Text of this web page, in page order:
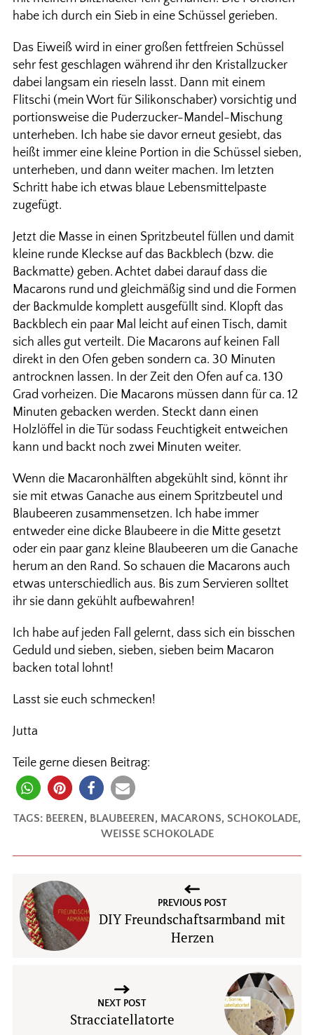
habe ich durch ein Sieb in eine Schüssel gerieben.
Das Eiweiß wird in einer großen fettfreien Schüssel
sehr fest geschlagen während ihr den Kristallzucker
dabei langsam ein rieseln lasst. Dann mit einem
Flitschi (mein Wort für Silikonschaber) vorsichtig und
portionsweise die Puderzucker-Mandel-Mischung
unterheben. Ich habe sie davor erneut gesiebt, das
heißt immer eine kleine Portion in die Schüssel sieben,
unterheben, und dann weiter machen. Im letzten
Schritt habe ich etwas blaue Lebensmittelpaste
zugefügt.
Jetzt die Masse in einen Spritzbeutel füllen und damit
kleine runde Kleckse auf das Backblech (bzw. die
Backmatte) geben. Achtet dabei darauf dass die
Macarons rund und gleichmäßig sind und die Formen
der Backmulde komplett ausgefüllt sind. Klopft das
Backblech ein paar Mal leicht auf einen Tisch, damit
sich alles gut verteilt. Die Macarons auf keinen Fall
direkt in den Ofen geben sondern ca. 30 Minuten
antrocknen lassen. In der Zeit den Ofen auf ca. 130
Grad vorheizen. Die Macarons müssen dann für ca. 12
Minuten gebacken werden. Steckt dann einen
Holzlöffel in die Tür sodass Feuchtigkeit entweichen
kann und backt noch zwei Minuten weiter.
Wenn die Macaronhälften abgekühlt sind, könnt ihr
sie mit etwas Ganache aus einem Spritzbeutel und
Blaubeeren zusammensetzen. Ich habe immer
entweder eine dicke Blaubeere in die Mitte gesetzt
oder ein paar ganz kleine Blaubeeren um die Ganache
herum an den Rand. So schauen die Macarons auch
etwas unterschiedlich aus. Bis zum Servieren solltet
ihr sie dann gekühlt aufbewahren!
Ich habe auf jeden Fall gelernt, dass sich ein bisschen
Geduld und sieben, sieben, sieben beim Macaron
backen total lohnt!
Lasst sie euch schmecken!
Jutta
Teile gerne diesen Beitrag:
TAGS: BEEREN, BLAUBEEREN, MACARONS, SCHOKOLADE,
WEISSE SCHOKOLADE
PREVIOUS POST
DIY Freundschaftsarmband mit
Herzen
NEXT POST
Stracciatellatorte